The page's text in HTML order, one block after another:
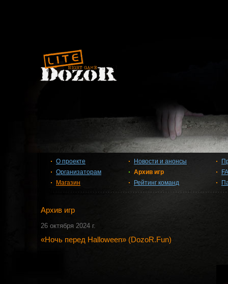
О проекте
Организаторам
Магазин
Новости и анонсы
Архив игр
Рейтинг команд
Архив игр
26 октября 2024 г.
«Ночь перед Halloween» (DozoR.Fun)